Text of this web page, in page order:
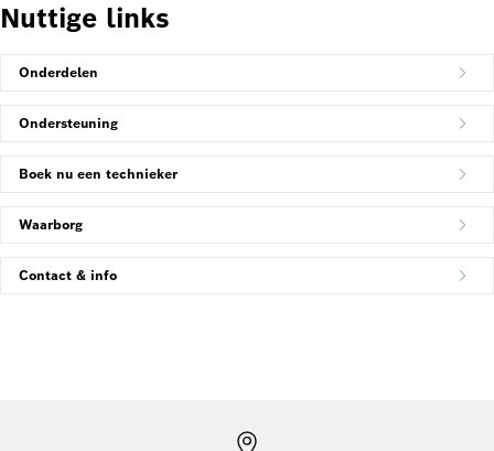
Nuttige links
Onderdelen
Ondersteuning
Boek nu een technieker
Waarborg
Contact & info